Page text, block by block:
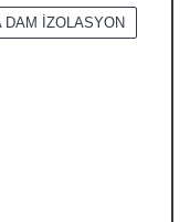
DAM İZOLASYON